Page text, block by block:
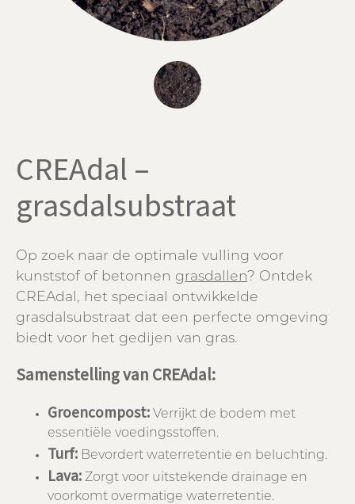
CREAdal –
grasdalsubstraat
Op zoek naar de optimale vulling voor
kunststof of betonnen grasdallen? Ontdek
CREAdal, het speciaal ontwikkelde
grasdalsubstraat dat een perfecte omgeving
biedt voor het gedijen van gras.
Samenstelling van CREAdal:
Groencompost: Verrijkt de bodem met
essentiële voedingsstoffen.
Turf: Bevordert waterretentie en beluchting.
Lava: Zorgt voor uitstekende drainage en
voorkomt overmatige waterretentie.